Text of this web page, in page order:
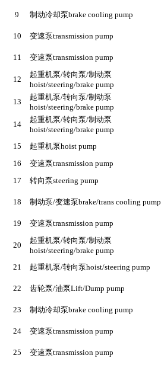
9 制动冷却泵brake cooling pump
10 变速泵transmission pump
11 变速泵transmission pump
12
起重机泵/转向泵/制动泵
hoist/steering/brake pump
13
起重机泵/转向泵/制动泵
hoist/steering/brake pump
14
起重机泵/转向泵/制动泵
hoist/steering/brake pump
15 起重机泵hoist pump
16
变速泵transmission pump
17
转向泵steering pump
18 制动泵/变速泵brake/trans cooling pump
19 变速泵transmission pump
20
起重机泵/转向泵/制动泵
hoist/steering/brake pump
21 起重机泵/转向泵hoist/steering pump
22 齿轮泵/油泵Lift/Dump pump
23
制动冷却泵brake cooling pump
24 变速泵transmission pump
25 变速泵transmission pump